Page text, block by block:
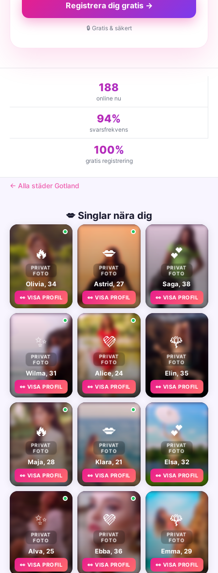
Registrera dig gratis →
🔒 Gratis & säkert
188
online nu
94%
svarsfrekvens
100%
gratis registrering
← Alla städer Gotland
💋 Singlar nära dig
🔥
PRIVAT
FOTO
Olivia, 34
👀 VISA PROFIL
💋
PRIVAT
FOTO
Astrid, 27
👀 VISA PROFIL
💕
PRIVAT
FOTO
Saga, 38
👀 VISA PROFIL
✨
PRIVAT
FOTO
Wilma, 31
👀 VISA PROFIL
💜
PRIVAT
FOTO
Alice, 24
👀 VISA PROFIL
🌹
PRIVAT
FOTO
Elin, 35
👀 VISA PROFIL
🔥
PRIVAT
FOTO
Maja, 28
👀 VISA PROFIL
💋
PRIVAT
FOTO
Klara, 21
👀 VISA PROFIL
💕
PRIVAT
FOTO
Elsa, 32
👀 VISA PROFIL
✨
PRIVAT
FOTO
Alva, 25
👀 VISA PROFIL
💜
PRIVAT
FOTO
Ebba, 36
👀 VISA PROFIL
🌹
PRIVAT
FOTO
Emma, 29
👀 VISA PROFIL